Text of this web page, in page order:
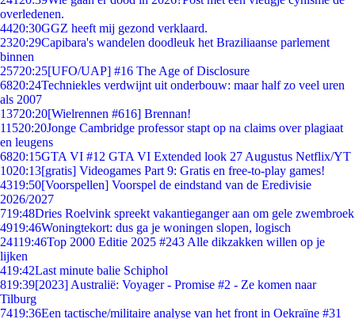
overledenen.
4420:30GGZ heeft mij gezond verklaard.
2320:29Capibara's wandelen doodleuk het Braziliaanse parlement
binnen
25720:25[UFO/UAP] #16 The Age of Disclosure
6820:24Techniekles verdwijnt uit onderbouw: maar half zo veel uren
als 2007
13720:20[Wielrennen #616] Brennan!
11520:20Jonge Cambridge professor stapt op na claims over plagiaat
en leugens
6820:15GTA VI #12 GTA VI Extended look 27 Augustus Netflix/YT
1020:13[gratis] Videogames Part 9: Gratis en free-to-play games!
4319:50[Voorspellen] Voorspel de eindstand van de Eredivisie
2026/2027
719:48Dries Roelvink spreekt vakantieganger aan om gele zwembroek
4919:46Woningtekort: dus ga je woningen slopen, logisch
24119:46Top 2000 Editie 2025 #243 Alle dikzakken willen op je
lijken
419:42Last minute balie Schiphol
819:39[2023] Australië: Voyager - Promise #2 - Ze komen naar
Tilburg
7419:36Een tactische/militaire analyse van het front in Oekraïne #31